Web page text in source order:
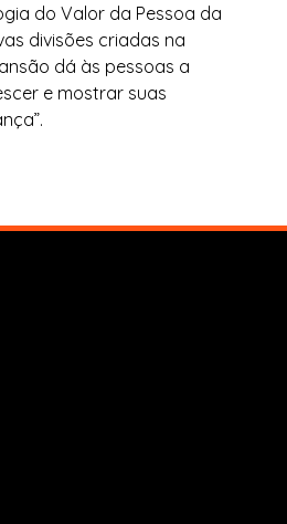
do Valor da Pessoa da
divisões criadas na
dá às pessoas a
e mostrar suas